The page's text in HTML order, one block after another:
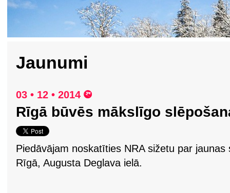
Jaunumi
03 • 12 • 2014
Rīgā būvēs mākslīgo
Piedāvājam noskatīties NRA sižetu par
Rīgā, Augusta Deglava ielā.